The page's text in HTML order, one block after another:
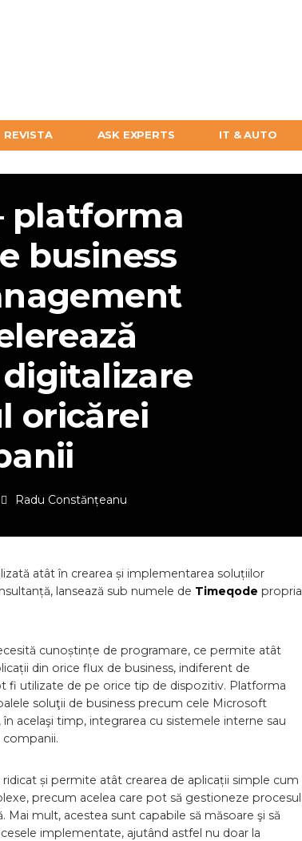
REVISTA ASK EXPERTS IT & AUTO
platforma
business
oricărei
Radu Constănțeanu
atât în crearea și implementarea soluțiilor
lansează sub numele de Timeqode propria
cunoștințe de programare, ce permite atât
din orice flux de business, indiferent de
fi utilizate de pe orice tip de dispozitiv. Platforma
soluţii de business precum cele Microsoft
acelaşi timp, integrarea cu sistemele interne sau
și permite atât crearea de aplicații simple cum
precum acelea care pot să gestioneze procesul
mult, acestea sunt capabile să măsoare şi să
implementate, ajutând astfel nu doar la